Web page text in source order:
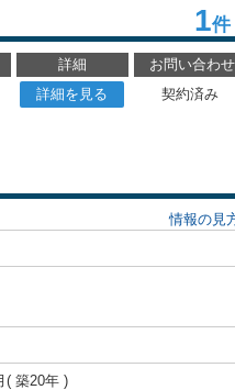
1件
詳細
お問い合わせ
詳細を見る
契約済み
情報の見
( 築20年 )